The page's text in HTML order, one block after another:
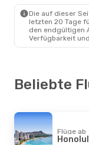
Die auf dieser
letzten 20 Tage
den endgültigen
Verfügbarkeit
Beliebte
Flüge ab